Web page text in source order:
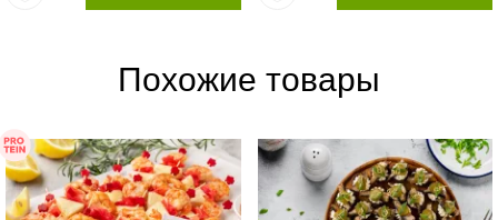
Похожие товары